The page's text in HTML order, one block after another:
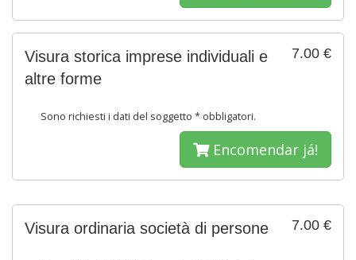
7.00 €
Visura storica imprese individuali e
altre forme
Sono richiesti i dati del soggetto * obbligatori.
Encomendar já!
7.00 €
Visura ordinaria società di persone